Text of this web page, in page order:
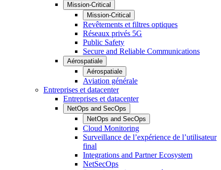
Mission-Critical
Mission-Critical
Revêtements et filtres optiques
Réseaux privés 5G
Public Safety
Secure and Reliable Communications
Aérospatiale
Aérospatiale
Aviation générale
Entreprises et datacenter
Entreprises et datacenter
NetOps and SecOps
NetOps and SecOps
Cloud Monitoring
Surveillance de l’expérience de l’utilisateur
final
Integrations and Partner Ecosystem
NetSecOps